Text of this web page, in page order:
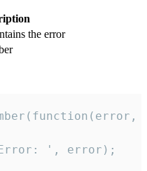
the error
', error);